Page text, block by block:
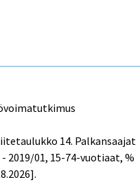
14. Palkansaajat
2019/01, 15-74-vuotiaat, %